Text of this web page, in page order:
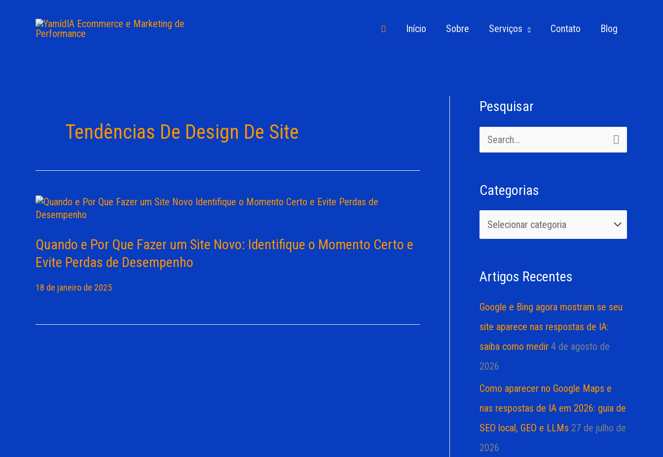
PesquisarInício Sobre Serviços Contato Blog
Tendências De Design De Site
Quando e Por Que Fazer um Site Novo: Identifique o Momento Certo e
Evite Perdas de Desempenho
18 de janeiro de 2025
Pesquisar
s
i
a
r
r
Categorias
C
a
g
sArtigos Recentes
Google e Bing agora mostram se seu
site aparece nas respostas de IA:
saiba como medir 4 de agosto de
2026
Como aparecer no Google Maps e
nas respostas de IA em 2026: guia de
SEO local, GEO e LLMs 27 de julho de
2026